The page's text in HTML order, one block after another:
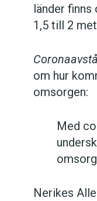
länder
1,5 till 2
om hur
omsorgen:
Med
Nerikes